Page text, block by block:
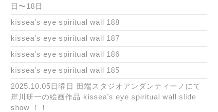
日〜18日
kissea’s eye spiritual wall 188
kissea’s eye spiritual wall 187
kissea’s eye spiritual wall 186
kissea’s eye spiritual wall 185
2025.10.05日曜日 田端スタジオアンダンティーノにて
岸川研一の絵画作品 kissea’s eye spiritual wall slide
show ！！